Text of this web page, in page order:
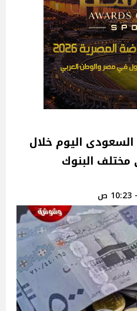
اليوم خلال
مختلف البنوك